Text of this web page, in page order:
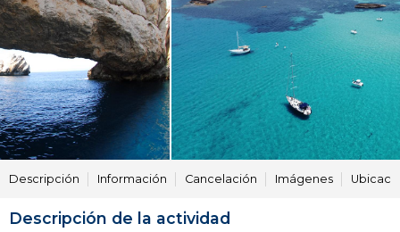
Descripción Información Cancelación Imágenes
Descripción de la actividad